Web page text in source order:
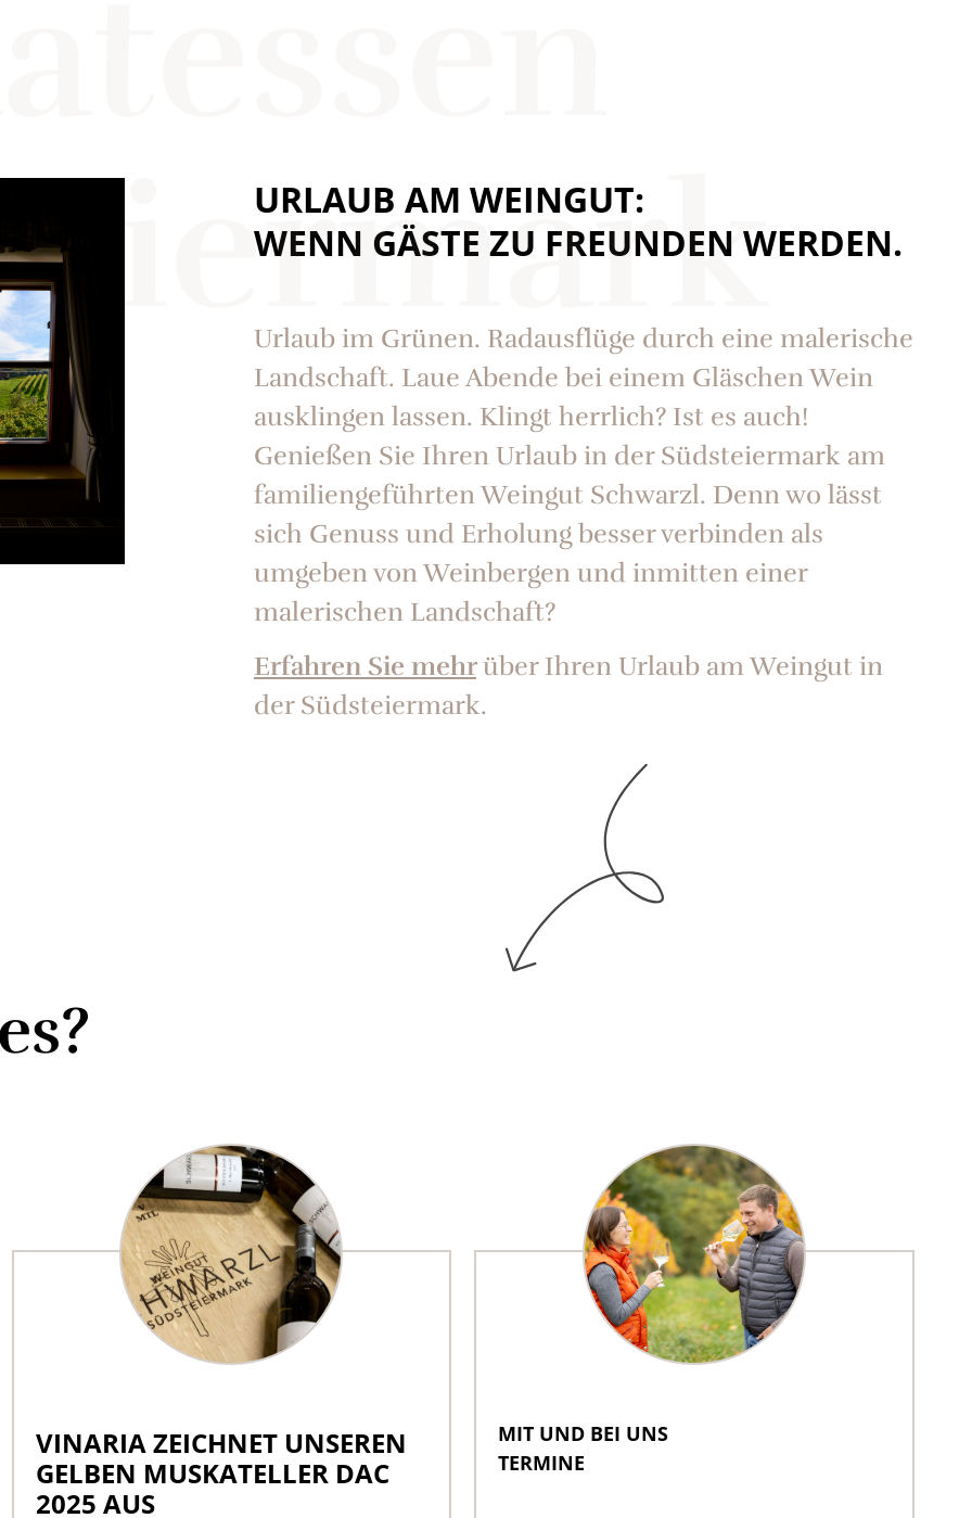
URLAUB AM WEINGUT:
WENN GÄSTE ZU FREUNDEN WERDEN.
Urlaub im Grünen. Radausflüge durch eine malerische
Landschaft. Laue Abende bei einem Gläschen Wein
ausklingen lassen. Klingt herrlich? Ist es auch!
Genießen Sie Ihren Urlaub in der Südsteiermark am
familiengeführten Weingut Schwarzl. Denn wo lässt
sich Genuss und Erholung besser verbinden als
umgeben von Weinbergen und inmitten einer
malerischen Landschaft?
Erfahren Sie mehr über Ihren Urlaub am Weingut in
der Südsteiermark.
VINARIA ZEICHNET UNSEREN
GELBEN MUSKATELLER DAC
2025 AUS
MIT UND BEI UNS
TERMINE